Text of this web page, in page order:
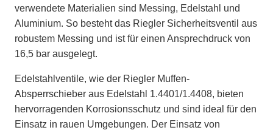
verwendete Materialien sind Messing, Edelstahl und
Aluminium. So besteht das Riegler Sicherheitsventil aus
robustem Messing und ist für einen Ansprechdruck von
16,5 bar ausgelegt.
Edelstahlventile, wie der Riegler Muffen-
Absperrschieber aus Edelstahl 1.4401/1.4408, bieten
hervorragenden Korrosionsschutz und sind ideal für den
Einsatz in rauen Umgebungen. Der Einsatz von